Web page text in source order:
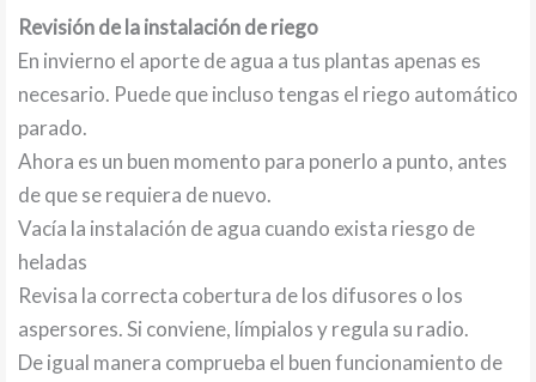
Revisión de la instalación de riego
En invierno el aporte de agua a tus plantas apenas es
necesario. Puede que incluso tengas el riego automático
parado.
Ahora es un buen momento para ponerlo a punto, antes
de que se requiera de nuevo.
Vacía la instalación de agua cuando exista riesgo de
heladas
Revisa la correcta cobertura de los difusores o los
aspersores. Si conviene, límpialos y regula su radio.
De igual manera comprueba el buen funcionamiento de